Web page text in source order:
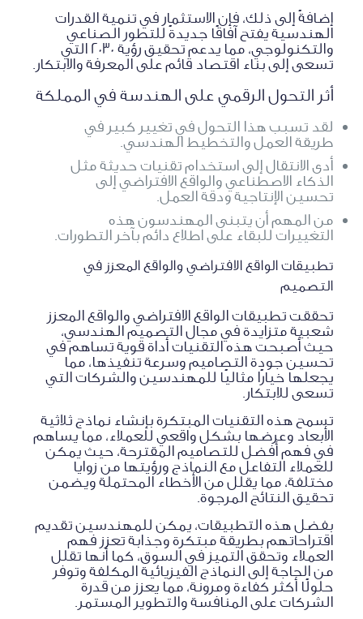
إضافةً إلى ذلك، فإن الاستثمار في تنمية القدرات
الهندسية يفتح آفاقًا جديدةً للتطور الصناعي
والتكنولوجي، مما يدعم تحقيق رؤية 2030 التي
تسعى إلى بناء اقتصاد قائم على المعرفة والابتكار.
أثر التحول الرقمي على الهندسة في المملكة
لقد تسبب هذا التحول في تغيير كبير في
طريقة العمل والتخطيط الهندسي.
أدى الانتقال إلى استخدام تقنيات حديثة مثل
الذكاء الاصطناعي والواقع الافتراضي إلى
تحسين الإنتاجية ودقة العمل.
من المهم أن يتبنى المهندسون هذه
التغييرات للبقاء على اطلاع دائم بآخر التطورات.
تطبيقات الواقع الافتراضي والواقع المعزز في
التصميم
تحققت تطبيقات الواقع الافتراضي والواقع المعزز
شعبية متزايدة في مجال التصميم الهندسي،
حيث أصبحت هذه التقنيات أداة قوية تساهم في
تحسين جودة التصاميم وسرعة تنفيذها، مما
يجعلها خيارًا مثاليًا للمهندسين والشركات التي
تسعى للابتكار.
تسمح هذه التقنيات المبتكرة بإنشاء نماذج ثلاثية
الأبعاد وعرضها بشكل واقعي للعملاء، مما يساهم
في فهم أفضل للتصاميم المقترحة، حيث يمكن
للعملاء التفاعل مع النماذج ورؤيتها من زوايا
مختلفة، مما يقلل من الأخطاء المحتملة ويضمن
تحقيق النتائج المرجوة.
بفضل هذه التطبيقات، يمكن للمهندسين تقديم
اقتراحاتهم بطريقة مبتكرة وجذابة تعزز فهم
العملاء وتحقق التميز في السوق، كما أنها تقلل
من الحاجة إلى النماذج الفيزيائية المكلفة وتوفر
حلولًا أكثر كفاءة ومرونة، مما يعزز من قدرة
الشركات على المنافسة والتطوير المستمر.